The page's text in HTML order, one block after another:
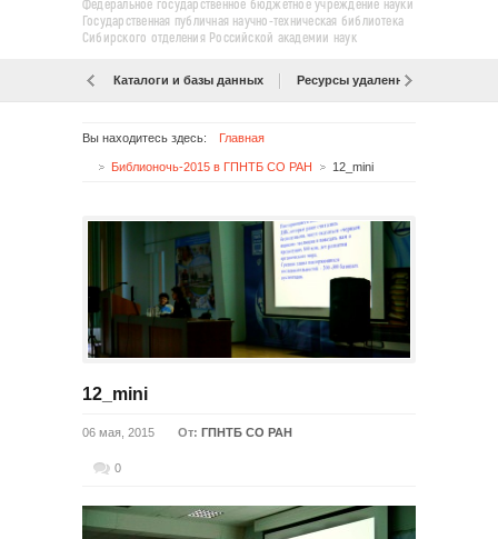
Государственная публичная научно-техническая библиотека
Сибирского отделения Российской академии наук
Каталоги и базы данных Ресурсы удаленного доступа
Вы находитесь здесь: Главная
Библионочь-2015 в ГПНТБ СО РАН 12_mini
12_mini
06 мая, 2015 От: ГПНТБ СО РАН
0